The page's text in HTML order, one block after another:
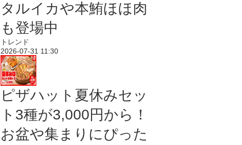
タルイカや本鮪ほほ肉
も登場中
トレンド
2026-07-31 11:30
ピザハット夏休みセッ
ト3種が3,000円から！
お盆や集まりにぴった